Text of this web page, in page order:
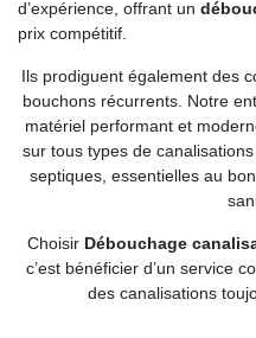
d’expérience, offrant un
prix compétitif.
Ils prodiguent également des
bouchons récurrents. Notre
matériel performant et
sur tous types de
septiques, essentielles au
Choisir Débouchage
c’est bénéficier d’un service
des canalisations